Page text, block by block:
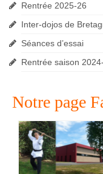
Rentrée 2025-26
Inter-dojos de
Séances d’essai
Rentrée saison
Notre page